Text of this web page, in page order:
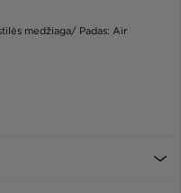
medžiaga/ Padas: Air